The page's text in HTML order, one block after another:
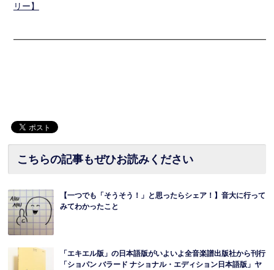
リー】
こちらの記事もぜひお読みください
【一つでも「そうそう！」と思ったらシェア！】音大に行って
みてわかったこと
「エキエル版」の日本語版がいよいよ全音楽譜出版社から刊行
「ショパン バラード ナショナル・エディション日本語版」ヤ